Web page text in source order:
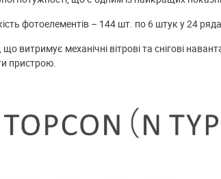
фотоелементів – 144 шт. по 6 штук у 24
механічні вітрові та снігові
пристрою.